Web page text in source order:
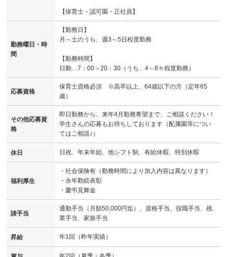
【保育士・認可園・正社員】
勤務曜日・時
間
【勤務日】
月～土のうち、週3～5日程度勤務
【勤務時間】
日勤…7：00～20：30（うち、4～8ｈ程度勤務）
応募資格
保育士資格必須 ※高卒以上、64歳以下の方（定年65
歳）
その他応募資
格
即日勤務から、来年4月勤務希望まで、ご相談ください！
学生さんの応募もお待ちしております（配属園等につい
てはご相談♪）
休日 日祝、年末年始、他シフト制、有給休暇、特別休暇
福利厚生
・社会保険有（勤務時間により加入内容は異なります）
・永年勤続表彰
・慶弔見舞金
諸手当
通勤手当（月額50,000円迄）、資格手当、役職手当、残
業手当、家族手当
昇給 年1回（昨年実績）